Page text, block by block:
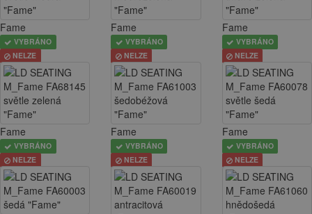
Fame
VYBRÁNO
NELZE
Fame
VYBRÁNO
NELZE
Fame
VYBRÁNO
NELZE
Fame
VYBRÁNO
NELZE
Fame
VYBRÁNO
NELZE
Fame
VYBRÁNO
NELZE